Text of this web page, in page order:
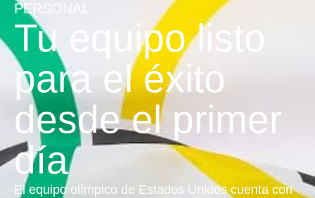
PERSONAL
Tu equipo listo
para el éxito
desde el primer
día
El equipo olímpico de Estados Unidos cuenta con